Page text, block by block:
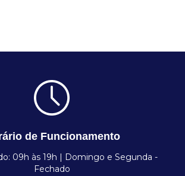
de Funcionamento
09h às 19h | Domingo e Segunda -
Fechado